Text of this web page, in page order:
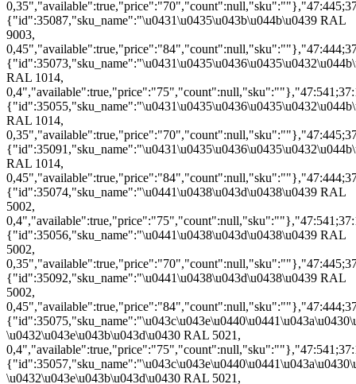
{"id":35087,"sku_name":"\u0431\u0435\u043b\u044b\u0439 RAL
9003,
RAL 1014,
RAL 1014,
RAL 1014,
{"id":35074,"sku_name":"\u0441\u0438\u043d\u0438\u0439 RAL
5002,
{"id":35056,"sku_name":"\u0441\u0438\u043d\u0438\u0439 RAL
5002,
{"id":35092,"sku_name":"\u0441\u0438\u043d\u0438\u0439 RAL
5002,
\u0432\u043e\u043b\u043d\u0430 RAL 5021,
\u0432\u043e\u043b\u043d\u0430 RAL 5021,